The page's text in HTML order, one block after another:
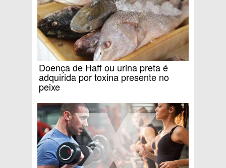
Doença de Haff ou urina preta é
adquirida por toxina presente no
peixe